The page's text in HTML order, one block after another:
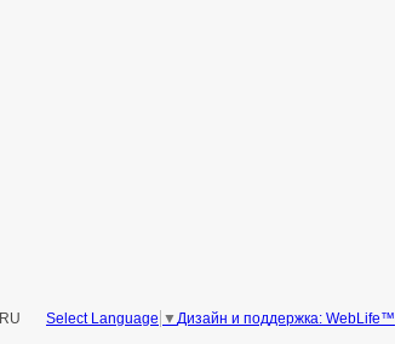
Дизайн и поддержка: WebLife™
Select Language ▼
RU